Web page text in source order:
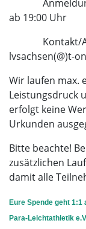
ab 19:00 Uhr
lvsachsen(@)t-
Wir laufen max.
Leistungsdruck
erfolgt keine
Urkunden
Bitte beachte!
zusätzlichen
damit alle
Eure Spende geht 1:1
Para‑Leichtathletik